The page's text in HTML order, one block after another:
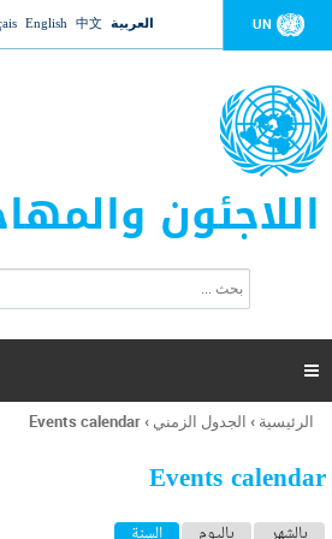
Jump to navigation UN العربية 中文
English
اللاجئون
ت
ر
ل
ح
ب

أنت
هنا
الرئيسية › الجدول الزمني ›
Events calendar
Events calendar